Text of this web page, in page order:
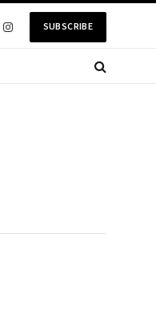
InstagramSUBSCRIBE